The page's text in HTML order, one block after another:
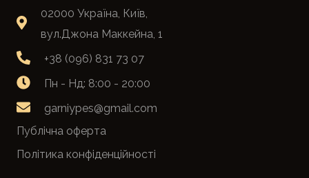
02000 Україна, Київ,
вул.Джона Маккейна, 1
+38 (096) 831 73 07
Пн - Нд: 8:00 - 20:00
garniypes@gmail.com
Публічна оферта
Політика конфіденційності